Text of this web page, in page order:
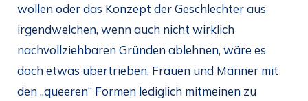
wollen oder das Konzept der Geschlechter aus
irgendwelchen, wenn auch nicht wirklich
nachvollziehbaren Gründen ablehnen, wäre es
doch etwas übertrieben, Frauen und Männer mit
den „queeren“ Formen lediglich mitmeinen zu